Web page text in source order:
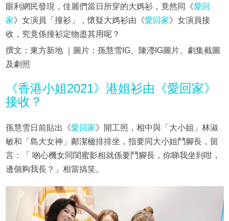
眼利網民發現，佳麗們當日所穿的大媽衫，竟然同《愛回
家》女演員「撞衫」，懷疑大媽衫由《愛回家》女演員接
收，究竟係撞衫定物盡其用呢？
撰文：東方新地 ｜圖片：孫慧雪IG、陳瀅IG圖片、劇集截圖
及劇照
《香港小姐2021》港姐衫由《愛回家》
接收？
孫慧雪日前貼出《愛回家》開工照，相中與「大小姐」林淑
敏和「島大女神」鄺潔楹排排坐，指要同大小姐鬥腳長，留
言：「 啲心機女同閨蜜影相就係要鬥腳長，你睇我坐到咁，
邊個夠我長？」相當搞笑。